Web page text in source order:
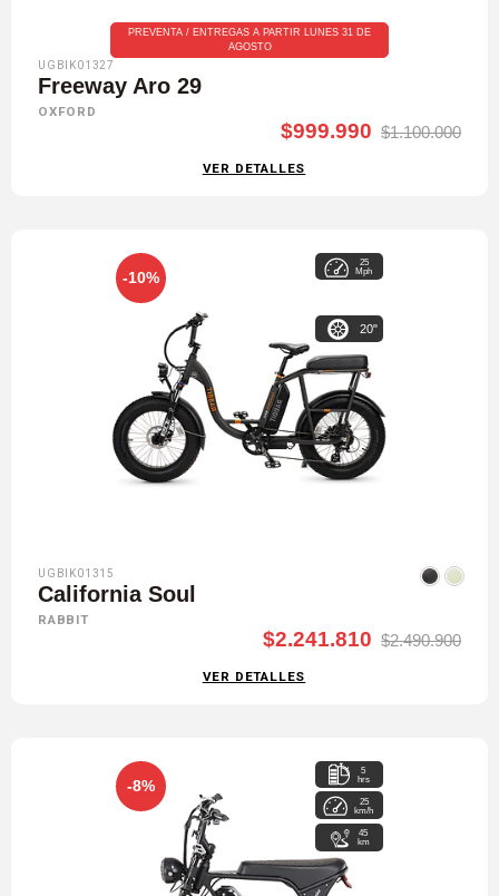
PREVENTA / ENTREGAS A PARTIR LUNES 31 DE
AGOSTO
UGBIK01327
Freeway Aro 29
OXFORD
$999.990 $1.100.000
VER DETALLES
-10%
25
Mph
20"
UGBIK01315
California Soul
RABBIT
$2.241.810 $2.490.900
VER DETALLES
-8%
5
hrs
25
km/h
45
km